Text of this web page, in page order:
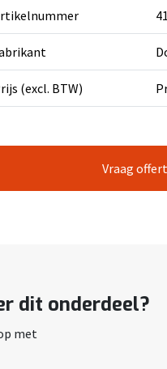
(excl. BTW)
Vraag
dit onderdeel?
met